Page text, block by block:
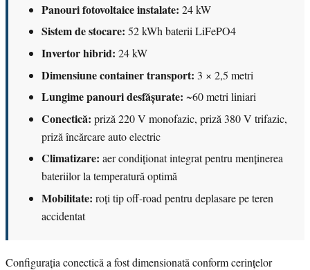
Panouri fotovoltaice instalate: 24 kW
Sistem de stocare: 52 kWh baterii LiFePO4
Invertor hibrid: 24 kW
Dimensiune container transport: 3 × 2,5 metri
Lungime panouri desfășurate: ~60 metri liniari
Conectică: priză 220 V monofazic, priză 380 V trifazic,
priză încărcare auto electric
Climatizare: aer condiționat integrat pentru menținerea
bateriilor la temperatură optimă
Mobilitate: roți tip off-road pentru deplasare pe teren
accidentat
Configurația conectică a fost dimensionată conform cerințelor